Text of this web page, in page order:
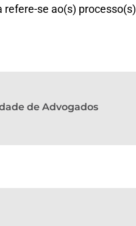
refere-se ao(s)
de Advogados